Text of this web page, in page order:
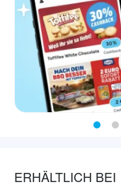
ERHÄLTLICH BEI